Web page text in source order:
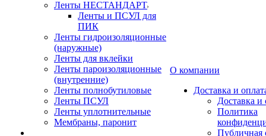
Ленты НЕСТАНДАРТ
Ленты и ПСУЛ для
ПИК
Ленты гидроизоляционные
(наружные)
Ленты для вклейки
Ленты пароизоляционные
(внутренние)
Ленты полнобутиловые
Ленты ПСУЛ
Ленты уплотнительные
Мембраны, паронит
О компании
Доставка и
Доставка и
Политика
Публичная